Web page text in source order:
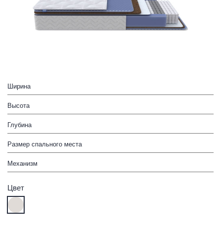
Ширина
Высота
Глубина
Размер спального места
Механизм
Цвет